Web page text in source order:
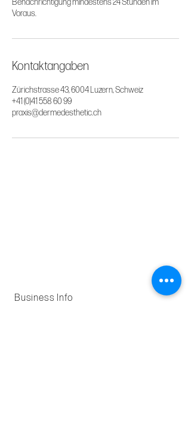
Benachrichtigung mindestens 24 Stunden im
Voraus.
Kontaktangaben
Zürichstrasse 43, 6004 Luzern, Schweiz
+41 (0)41 558 60 99
praxis@dermedesthetic.ch
Business Info